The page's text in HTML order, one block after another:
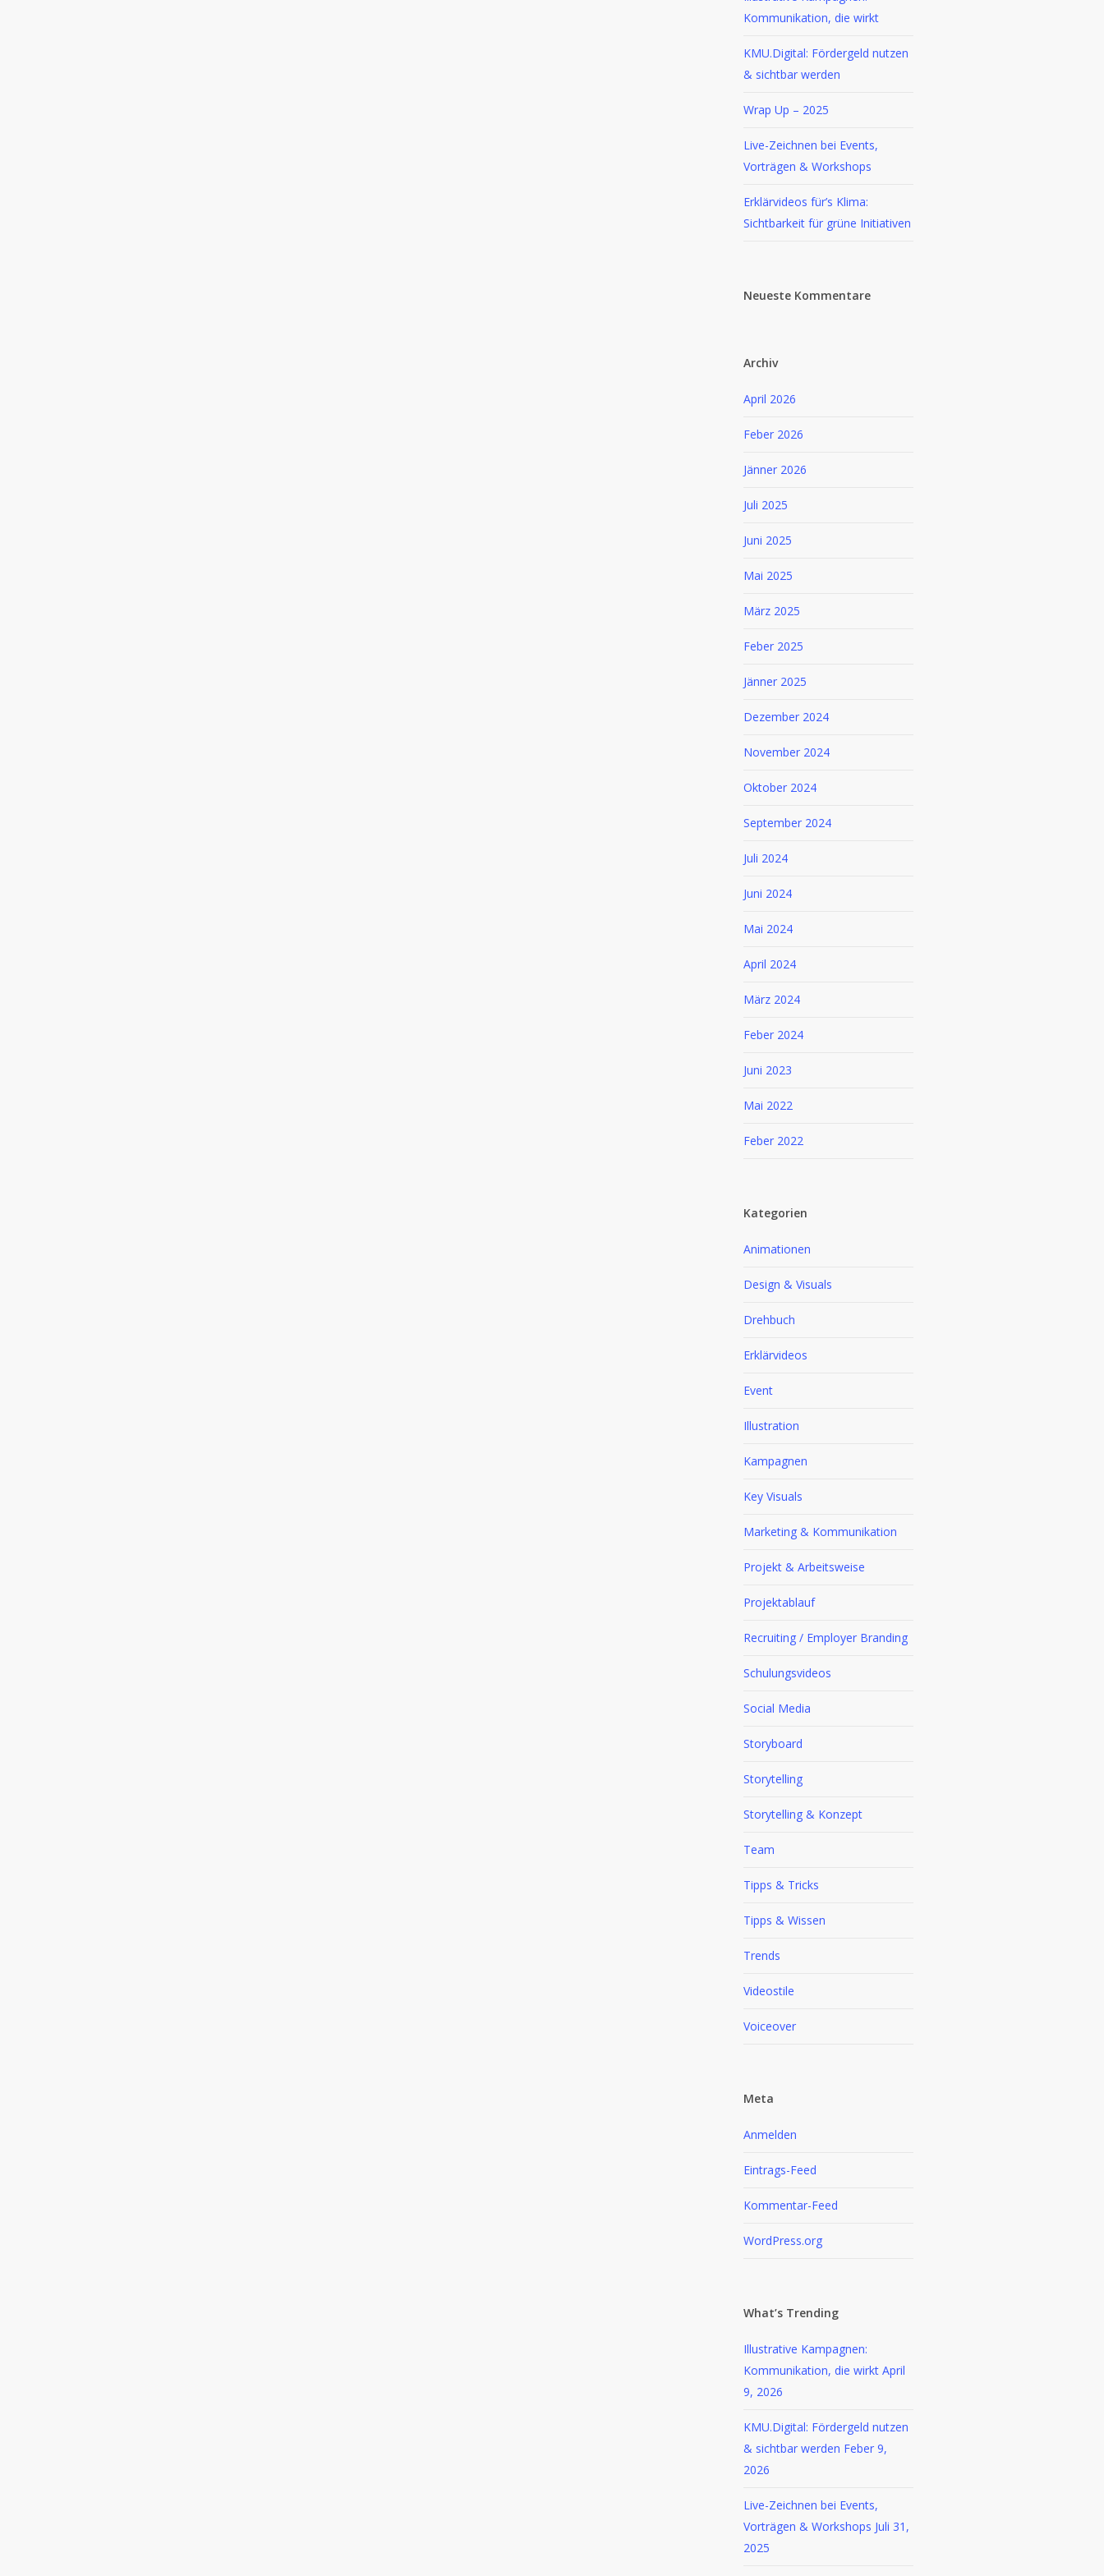
Kommunikation, die wirkt
KMU.Digital: Fördergeld nutzen
& sichtbar werden
Wrap Up – 2025
Live-Zeichnen bei Events,
Vorträgen & Workshops
Erklärvideos für’s Klima:
Sichtbarkeit für grüne Initiativen
Neueste Kommentare
Archiv
April 2026
Feber 2026
Jänner 2026
Juli 2025
Juni 2025
Mai 2025
März 2025
Feber 2025
Jänner 2025
Dezember 2024
November 2024
Oktober 2024
September 2024
Juli 2024
Juni 2024
Mai 2024
April 2024
März 2024
Feber 2024
Juni 2023
Mai 2022
Feber 2022
Kategorien
Animationen
Design & Visuals
Drehbuch
Erklärvideos
Event
Illustration
Kampagnen
Key Visuals
Marketing & Kommunikation
Projekt & Arbeitsweise
Projektablauf
Recruiting / Employer Branding
Schulungsvideos
Social Media
Storyboard
Storytelling
Storytelling & Konzept
Team
Tipps & Tricks
Tipps & Wissen
Trends
Videostile
Voiceover
Meta
Anmelden
Eintrags-Feed
Kommentar-Feed
WordPress.org
What’s Trending
Illustrative Kampagnen:
Kommunikation, die wirkt April
9, 2026
KMU.Digital: Fördergeld nutzen
& sichtbar werden Feber 9,
2026
Live-Zeichnen bei Events,
Vorträgen & Workshops Juli 31,
2025